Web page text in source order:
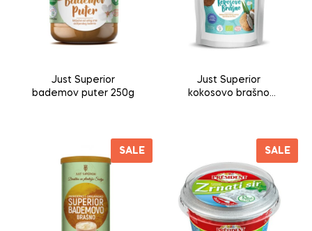
Just Superior
bademov puter 250g
Just Superior
kokosovo brašno
SALE SALE